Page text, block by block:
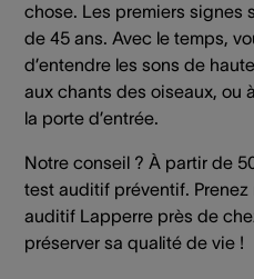
chose. Les premiers signes
de 45 ans. Avec le temps,
d’entendre les sons de
aux chants des oiseaux, ou
la porte d’entrée.
Notre conseil ? À partir de
test auditif préventif.
auditif Lapperre près de
préserver sa qualité de vie !